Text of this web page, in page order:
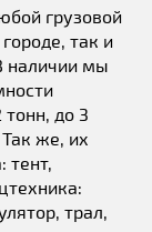
грузовой
так и
наличии мы
до 3
Так же, их
тент,
трал,